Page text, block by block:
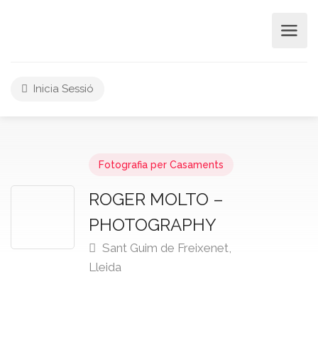
Inicia Sessió
Fotografia per Casaments
ROGER MOLTO –
PHOTOGRAPHY
Sant Guim de Freixenet,
Lleida